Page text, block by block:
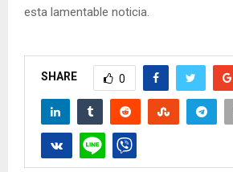
esta lamentable noticia.
SHARE 0